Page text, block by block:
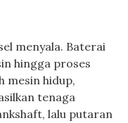
menyala. Baterai
hingga proses
mesin hidup,
tenaga
lalu putaran